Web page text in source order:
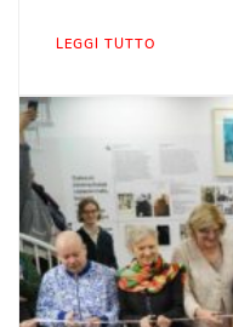
LEGGI TUTTO